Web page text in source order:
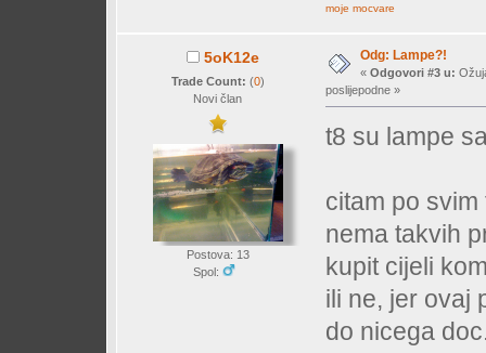
moje mocvare
5oK12e
Trade Count: (0)
Novi član
Postova: 13
Spol:
Odg: Lampe?!
« Odgovori #3 u:
poslijepodne »
t8 su lampe
citam po
nema takvih
kupit cijeli
ili ne, jer ovaj
do nicega